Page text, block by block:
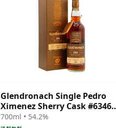
Glendronach Single Pedro
Ximenez Sherry Cask #6346
1993 29年
700ml • 54.2%